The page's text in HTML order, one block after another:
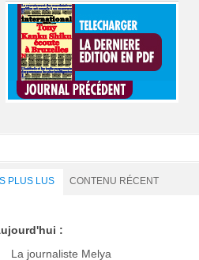
PLUS LUS CONTENU RÉCENT
:
La journaliste Melya